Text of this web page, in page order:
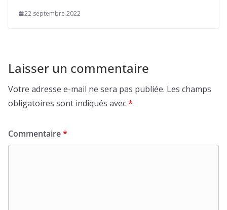
22 septembre 2022
Laisser un commentaire
Votre adresse e-mail ne sera pas publiée. Les champs
obligatoires sont indiqués avec*
Commentaire*